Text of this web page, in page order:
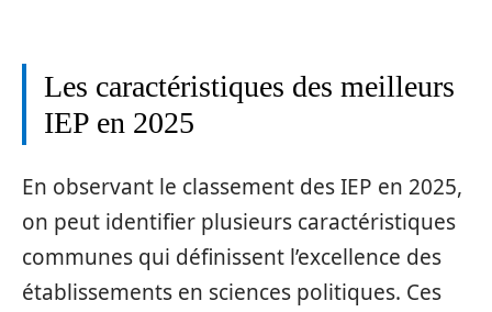
Les caractéristiques des meilleurs
IEP en 2025
En observant le classement des IEP en 2025,
on peut identifier plusieurs caractéristiques
communes qui définissent l’excellence des
établissements en sciences politiques. Ces